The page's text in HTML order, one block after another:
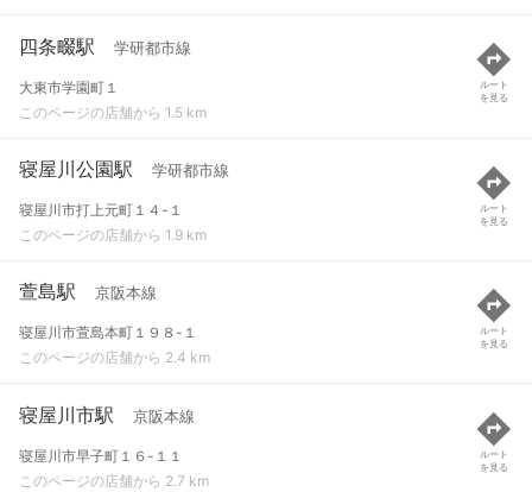
四条畷駅 学研都市線
大東市学園町１
このページの店舗から 1.5 km
ルート
を見る
寝屋川公園駅 学研都市線
寝屋川市打上元町１４-１
このページの店舗から 1.9 km
ルート
を見る
萱島駅 京阪本線
寝屋川市萱島本町１９８-１
このページの店舗から 2.4 km
ルート
を見る
寝屋川市駅 京阪本線
寝屋川市早子町１６-１１
このページの店舗から 2.7 km
ルート
を見る